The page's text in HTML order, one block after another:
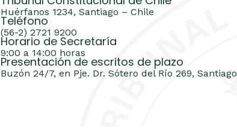
Huérfanos 1234, Santiago – Chile
Teléfono
(56-2) 2721 9200
Horario de Secretaría
9:00 a 14:00 horas
Presentación de escritos de plazo
Buzón 24/7, en Pje. Dr. Sótero del Río 269, Santiago